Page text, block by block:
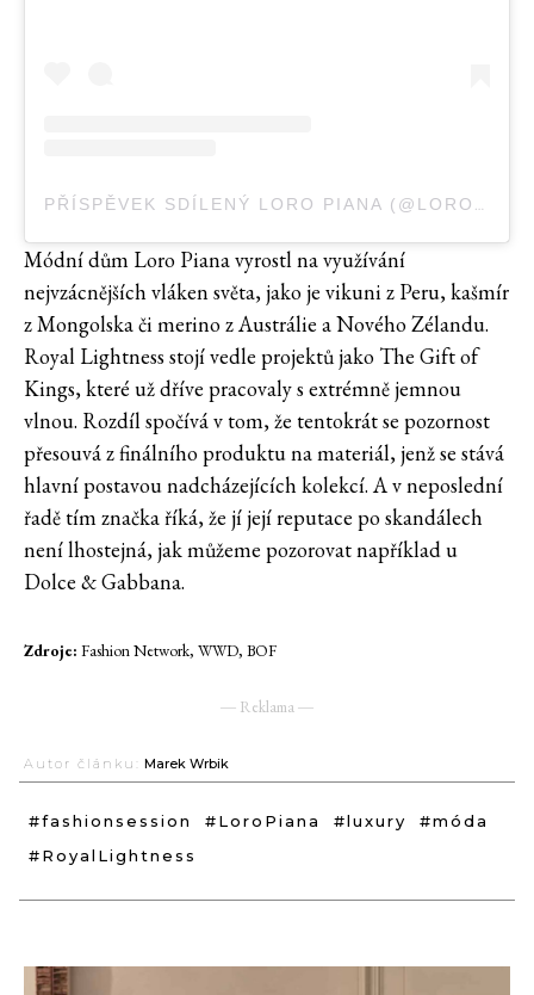
PŘÍSPĚVEK SDÍLENÝ LORO PIANA (@LOROPIANA)
Módní dům Loro Piana vyrostl na využívání
nejvzácnějších vláken světa, jako je vikuni z Peru, kašmír
z Mongolska či merino z Austrálie a Nového Zélandu.
Royal Lightness stojí vedle projektů jako The Gift of
Kings, které už dříve pracovaly s extrémně jemnou
vlnou. Rozdíl spočívá v tom, že tentokrát se pozornost
přesouvá z finálního produktu na materiál, jenž se stává
hlavní postavou nadcházejících kolekcí. A v neposlední
řadě tím značka říká, že jí její reputace po skandálech
není lhostejná, jak můžeme pozorovat například u
Dolce & Gabbana.
Zdroje: Fashion Network, WWD, BOF
― Reklama ―
Autor článku: Marek Wrbik
#fashionsession #LoroPiana #luxury
#móda
#RoyalLightness